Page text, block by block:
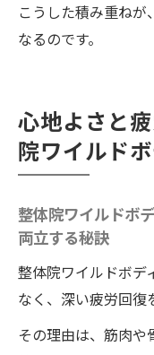
こうした積み重ね
なるのです。
心地よさと
院ワイルド
整体院ワイルドボ
両立する秘訣
整体院ワイルドボデ
なく、深い疲労回復
その理由は、筋肉